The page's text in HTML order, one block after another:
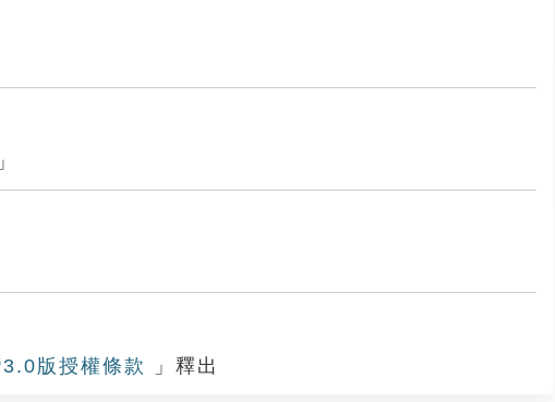
版授權條款 」釋出